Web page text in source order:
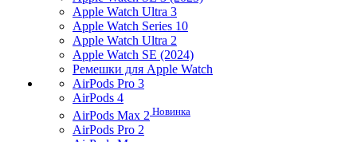
Apple Watch Ultra 3
Apple Watch Series 10
Apple Watch Ultra 2
Apple Watch SE (2024)
Ремешки для Apple Watch
AirPods Pro 3
AirPods 4
AirPods Max 2 Новинка
AirPods Pro 2